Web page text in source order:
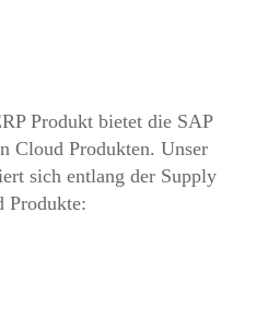
Produkt bietet die SAP
Cloud Produkten. Unser
sich entlang der Supply
Produkte: